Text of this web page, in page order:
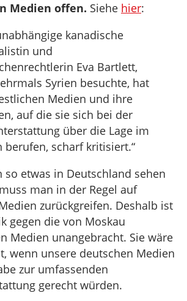
Medien offen. Siehe hier:
kanadische
und
Eva Bartlett,
Syrien besuchte, hat
Medien und ihre
auf die sie sich bei der
über die Lage im
berufen, scharf kritisiert.“
so etwas in Deutschland sehen
man in der Regel auf
zurückgreifen. Deshalb ist
gegen die von Moskau
Medien unangebracht. Sie wäre
wenn unsere deutschen Medien
zur umfassenden
gerecht würden.